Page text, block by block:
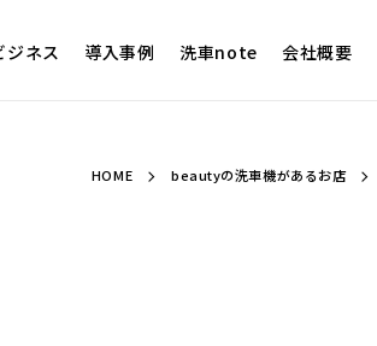
ジネス 導入事例 洗車note 会社概要
HOME beautyの洗車機があるお店